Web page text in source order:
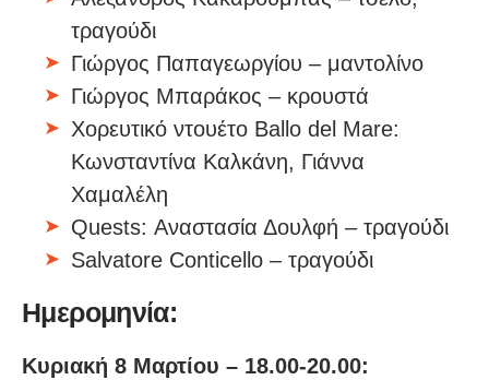
τραγούδι
Γιώργος Παπαγεωργίου – μαντολίνο
Γιώργος Μπαράκος – κρουστά
Xορευτικό ντουέτο Ballo del Mare:
Κωνσταντίνα Καλκάνη, Γιάννα
Χαμαλέλη
Quests: Αναστασία Δουλφή – τραγούδι
Salvatore Conticello – τραγούδι
Ημερομηνία:
Κυριακή 8 Μαρτίου – 18.00-20.00: